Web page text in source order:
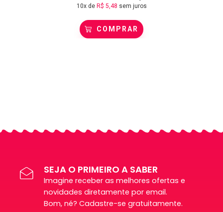
10x de R$ 5,48 sem juros
COMPRAR
SEJA O PRIMEIRO A SABER
Imagine receber as melhores ofertas e
novidades diretamente por email.
Bom, né? Cadastre-se gratuitamente.